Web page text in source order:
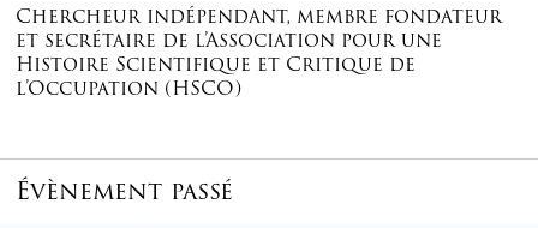
Chercheur indépendant, membre fondateur
et secrétaire de l’Association pour une
Histoire Scientifique et Critique de
l’Occupation (HSCO)
Évènement passé